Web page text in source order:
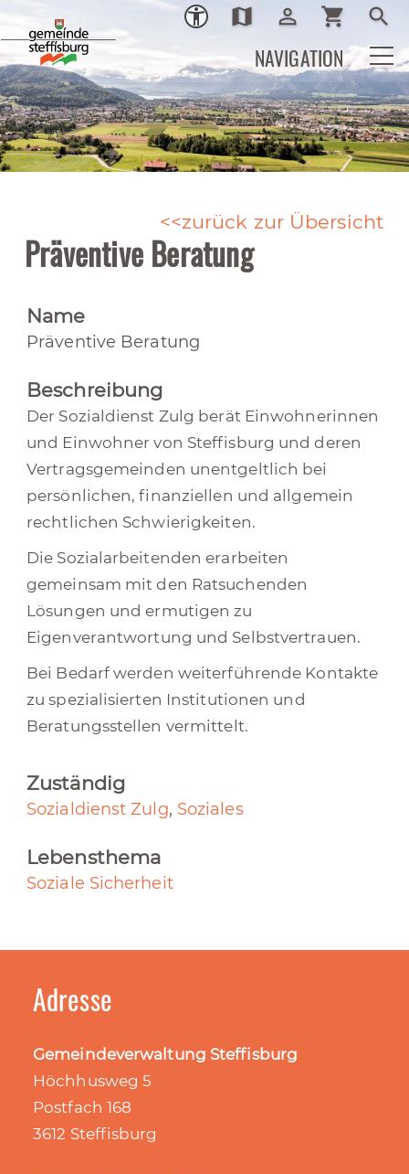
Ortsplan
map Login
person_outline shopping_cart search
NAVIGATION
zurück zur Übersicht
Präventive Beratung
Name
Präventive Beratung
Beschreibung
Der Sozialdienst Zulg berät Einwohnerinnen
und Einwohner von Steffisburg und deren
Vertragsgemeinden unentgeltlich bei
persönlichen, finanziellen und allgemein
rechtlichen Schwierigkeiten.
Die Sozialarbeitenden erarbeiten
gemeinsam mit den Ratsuchenden
Lösungen und ermutigen zu
Eigenverantwortung und Selbstvertrauen.
Bei Bedarf werden weiterführende Kontakte
zu spezialisierten Institutionen und
Beratungsstellen vermittelt.
Zuständig
Sozialdienst Zulg, Soziales
Lebensthema
Soziale Sicherheit
Adresse
Gemeindeverwaltung Steffisburg
Höchhusweg 5
Postfach 168
3612 Steffisburg